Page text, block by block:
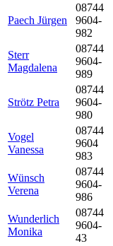
Paech Jürgen
08744
9604-
982
Sterr
Magdalena
08744
9604-
989
Strötz Petra
08744
9604-
980
Vogel
Vanessa
08744
9604
983
Wünsch
Verena
08744
9604-
986
Wunderlich
Monika
08744
9604-
43